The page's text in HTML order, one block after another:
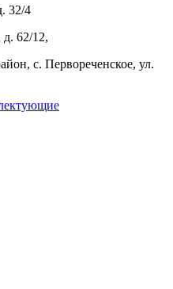
32/4
62/12,
с. Первореченское, ул.